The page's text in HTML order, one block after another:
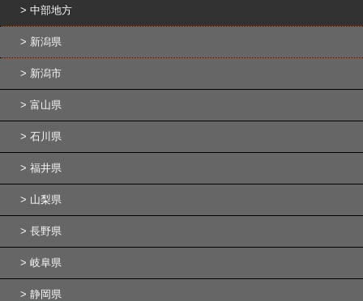
中部地方
新潟県
新潟市
富山県
石川県
福井県
山梨県
長野県
岐阜県
静岡県